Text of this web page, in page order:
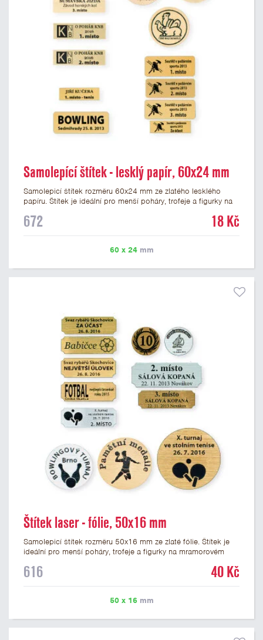
Samolepící štítek - lesklý papír, 60x24 mm
Samolepicí štítek rozměru 60x24 mm ze zlatého lesklého
papíru. Štítek je ideální pro menší poháry, trofeje a figurky na
libovolné logo nebo text. Potisk štítku je zahrnut v ceně. U
výrobu štítku je možné přiložit v prvním kroku objednávky.
672 18 Kč
60 x 24mm
Štítek laser - fólie, 50x16 mm
Samolepicí štítek rozměru 50x16 mm ze zlaté fólie. Štítek je
ideální pro menší poháry, trofeje a figurky na mramorovém
nebo text. U textu doporučujeme maximálně 3 řádky, aby byla
možné přiložit v prvním kroku objednávky.
616 40 Kč
50 x 16mm